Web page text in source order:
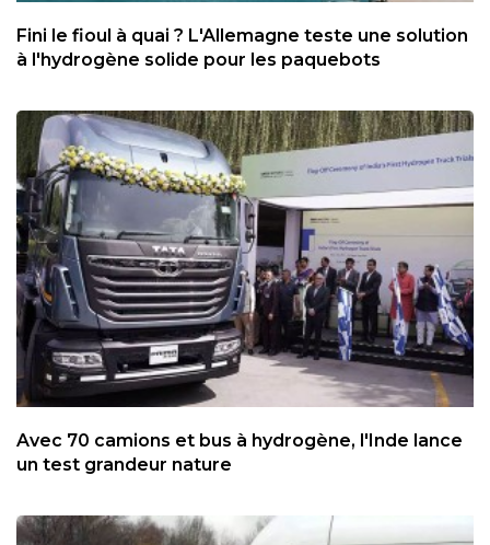
Fini le fioul à quai ? L'Allemagne teste une solution
à l'hydrogène solide pour les paquebots
Avec 70 camions et bus à hydrogène, l'Inde lance
un test grandeur nature